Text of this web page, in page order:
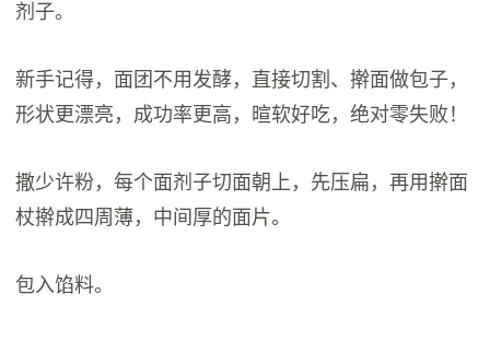
剂子。
新手记得，面团不用发酵，直接切割、擀面做包子，
形状更漂亮，成功率更高，暄软好吃，绝对零失败！
撒少许粉，每个面剂子切面朝上，先压扁，再用擀面
杖擀成四周薄，中间厚的面片。
包入馅料。